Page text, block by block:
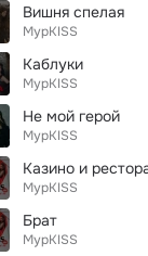
Вишня спелая
МурKISS
Каблуки
МурKISS
Не мой герой
МурKISS
Казино и
МурKISS
Брат
МурKISS